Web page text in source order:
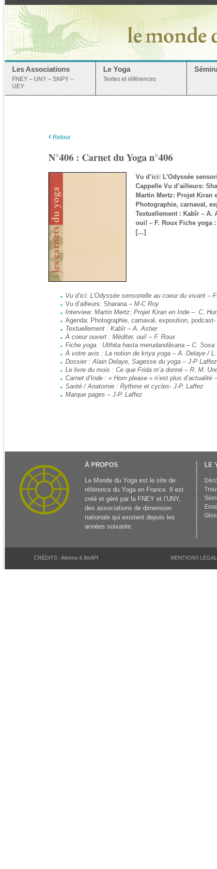
Les Associations
FNEY – UNY – SNPY –
UEY
Le Yoga
Textes et références
‹ Retour
N°406 : Carnet du Yoga n°406
Vu d’ici: L’Odyssée
Cappelle Vu d’ailleurs:
Martin Mertz: Projet Kiran
Photographie, carnaval,
Textuellement : Kabîr – A.
oui! – F. Roux Fiche yoga
[…]
Vu d’ici: L’Odyssée sensorielle au coeur du vivant –
Vu d’ailleurs: Sharana – M-C Roy
Interview: Martin Mertz: Projet Kiran en Inde – C.
Agenda: Photographie, carnaval, exposition, podcast-
Textuellement : Kabîr – A. Astier
À coeur ouvert : Méditer, oui! – F. Roux
Fiche yoga : Utthita hasta merudandâsana – C. Sosa
À votre avis : La notion de kriya yoga – A. Delaye /
Dossier : Alain Delaye, Sagesse du yoga – J-P Laffez
Le livre du mois : Ce que Frida m’a donné – R. M.
Carnet d’Inde : « Horn please » n’est plus
Santé / Anatomie : Rythme et cycles- J-P. Laffez
Marque pages – J-P. Laffez
À PROPOS
Le Monde du Yoga est le site de
référence du Yoga en France. Il est
créé et géré par la FNEY et l’UNY,
des associations de dimension
nationale qui existent depuis les
années soixante.
LE
CRÉDITS : Attoma & BeAPI MENTIONS